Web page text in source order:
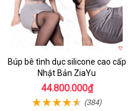
Búp bê tình dục silicone cao cấp
Nhật Bản ZiaYu
44.800.000₫
(384)